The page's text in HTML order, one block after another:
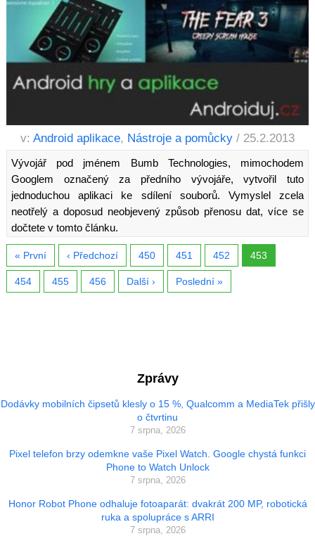
v: Android aplikace, Nástroje a pomůcky / 25.2.2013
Vývojář pod jménem Bumb Technologies, mimochodem
Googlem označený za předního vývojáře, vytvořil tuto
jednoduchou aplikaci ke sdílení souborů. Vymyslel zcela
neotřelý a doposud neobjevený způsob přenosu dat, více se
dočtete v tomto článku.
« První ‹ Předchozí 450 451 452 453
454 455 456 Další › Poslední »
Zprávy
Dodávky mobilních čipsetů klesly o 15 %, Qualcomm a MediaTek přišly
o čtvrtinu
7 srpna, 2026
Pixel telefon brzy odemkne vaše Pixel Watch. Google chystá funkci
Phone to Watch Unlock
7 srpna, 2026
Honor Robot Phone odhaluje fotoaparát: dvakrát 200 MP, robotická
ruka a spolupráce s ARRI
7 srpna, 2026